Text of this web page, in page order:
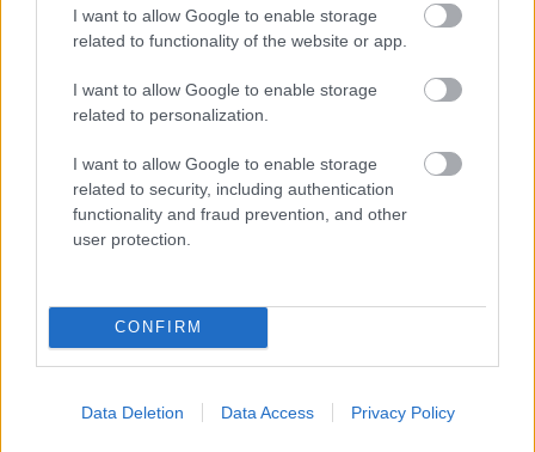
I want to allow Google to enable storage
related to functionality of the website or app.
I want to allow Google to enable storage
related to personalization.
I want to allow Google to enable storage
related to security, including authentication
functionality and fraud prevention, and other
user protection.
CONFIRM
Data Deletion Data Access Privacy Policy
@Lacusru: én is szeretem a másikat is, ebben meg
azt hiszem még kevésbé van bármi káros is.
majd át elvileg.
Lacusru
15 éve
Kicsit édes szerintem, de egyébként jóízű!
Lacusru
@világevő: Igen, gyakorlatilag semmi gázos cucc